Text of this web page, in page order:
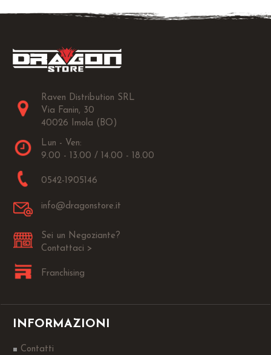
Raven Distribution SRL
Via Fanin, 30
40026 Imola (BO)
Lun - Ven:
9.00 - 13.00 / 14.00 - 18.00
0542-1905146
info@dragonstore.it
Sei un Negoziante?
Contattaci >
Franchising
INFORMAZIONI
Contatti